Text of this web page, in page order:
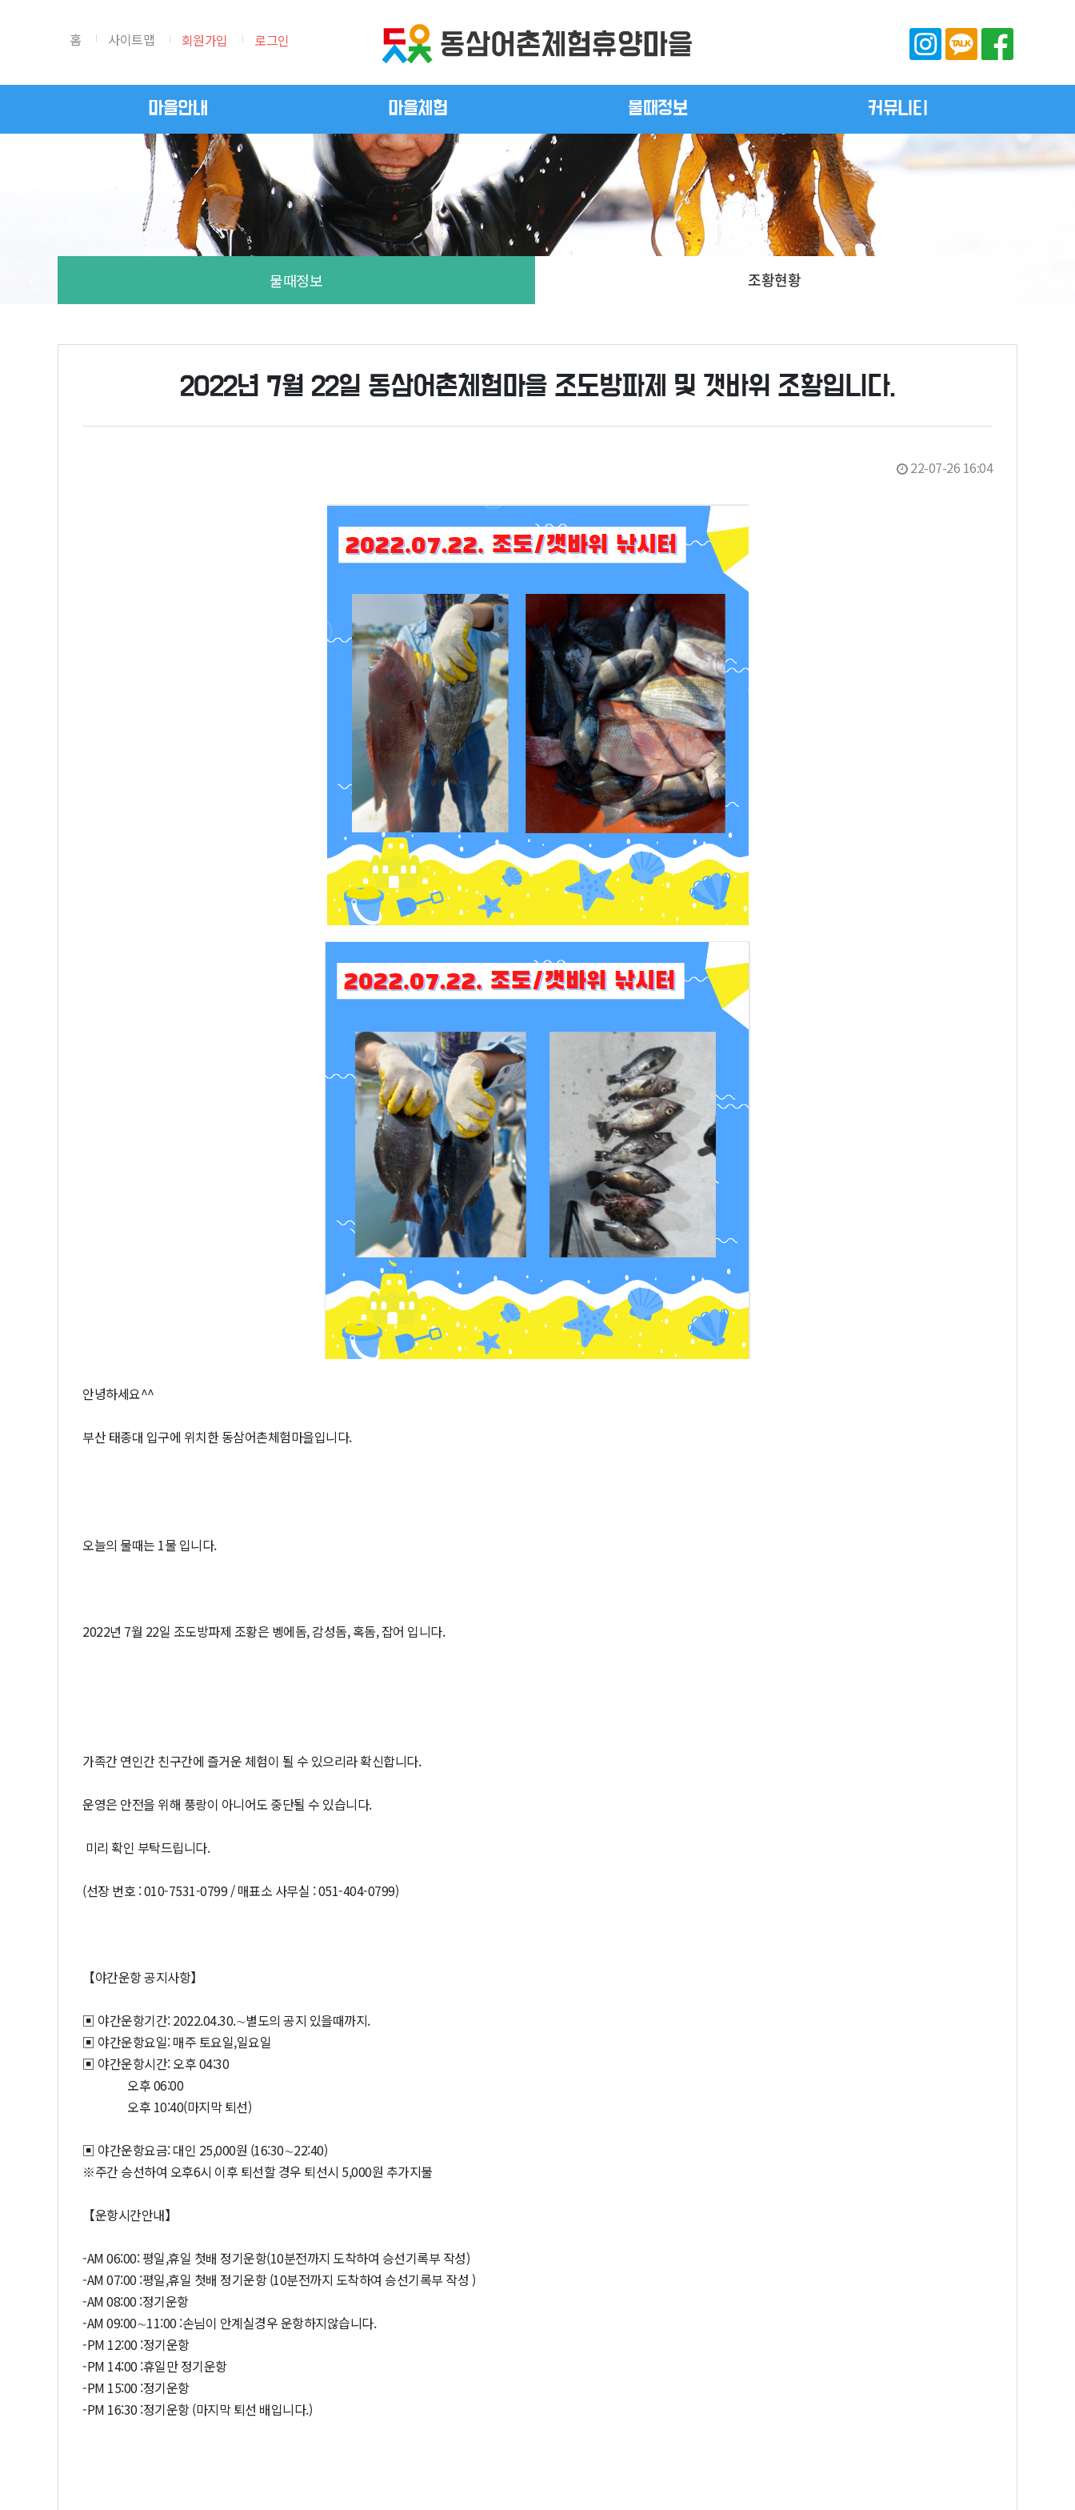
홈
사이트맵 회원가입 로그인
마을안내 마을체험 물때정보 커뮤니티
물때정보 조황현황
2022년 7월 22일 동삼어촌체험마을 조도방파제 및 갯바위 조황입니다.
22-07-26 16:04
안녕하세요^^
부산 태종대 입구에 위치한 동삼어촌체험마을입니다.
오늘의 물때는 1물 입니다.
2022년 7월 22일 조도방파제 조황은 벵에돔, 감성돔, 혹돔, 잡어 입니다.
가족간 연인간 친구간에 즐거운 체험이 될 수 있으리라 확신합니다.
운영은 안전을 위해 풍랑이 아니어도 중단될 수 있습니다.
미리 확인 부탁드립니다.
(선장 번호 : 010-7531-0799 / 매표소 사무실 : 051-404-0799)
【야간운항 공지사항】
▣ 야간운항기간: 2022.04.30.∼별도의 공지 있을때까지.
▣ 야간운항요일: 매주 토요일,일요일
▣ 야간운항시간: 오후 04:30
오후 06:00
오후 10:40(마지막 퇴선)
▣ 야간운항요금: 대인 25,000원 (16:30∼22:40)
※주간 승선하여 오후6시 이후 퇴선할 경우 퇴선시 5,000원 추가지불
【운항시간안내】
-AM 06:00: 평일,휴일 첫배 정기운항(10분전까지 도착하여 승선기록부 작성)
-AM 07:00 :평일,휴일 첫배 정기운항 (10분전까지 도착하여 승선기록부 작성 )
-AM 08:00 :정기운항
-AM 09:00∼11:00 :손님이 안계실경우 운항하지않습니다.
-PM 12:00 :정기운항
-PM 14:00 :휴일만 정기운항
-PM 15:00 :정기운항
-PM 16:30 :정기운항 (마지막 퇴선 배입니다.)